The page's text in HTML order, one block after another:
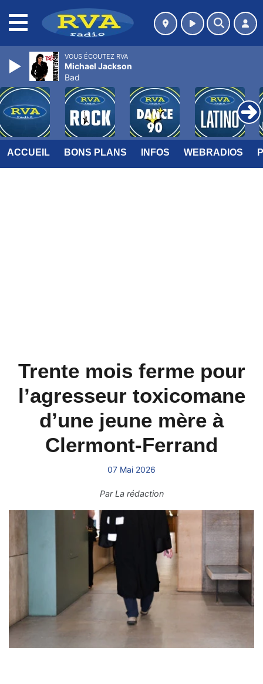
ACCUEIL BONS PLANS INFOS WEBRADIOS
Trente mois ferme pour
l’agresseur toxicomane
d’une jeune mère à
Clermont-Ferrand
07 Mai 2026
ParLa rédaction
VOUS ÉCOUTEZ RVA
Michael Jackson
Bad